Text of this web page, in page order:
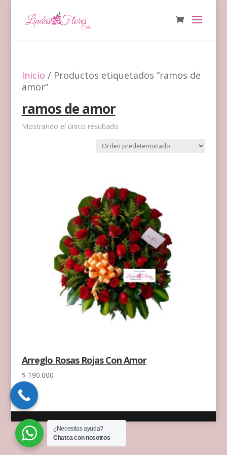
Inicio / Productos etiquetados “ramos de
amor”
ramos de amor
Mostrando el único resultado
Arreglo Rosas Rojas Con Amor
$ 190.000
¿Necesitas ayuda?
Chatea con nosotros